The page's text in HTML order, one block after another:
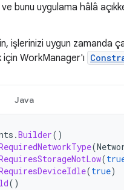
ve bunu uygulama hâlâ
işlerinizi uygun zamanda
için WorkManager'ı
Java
.Builder()
(
(
(true)
()